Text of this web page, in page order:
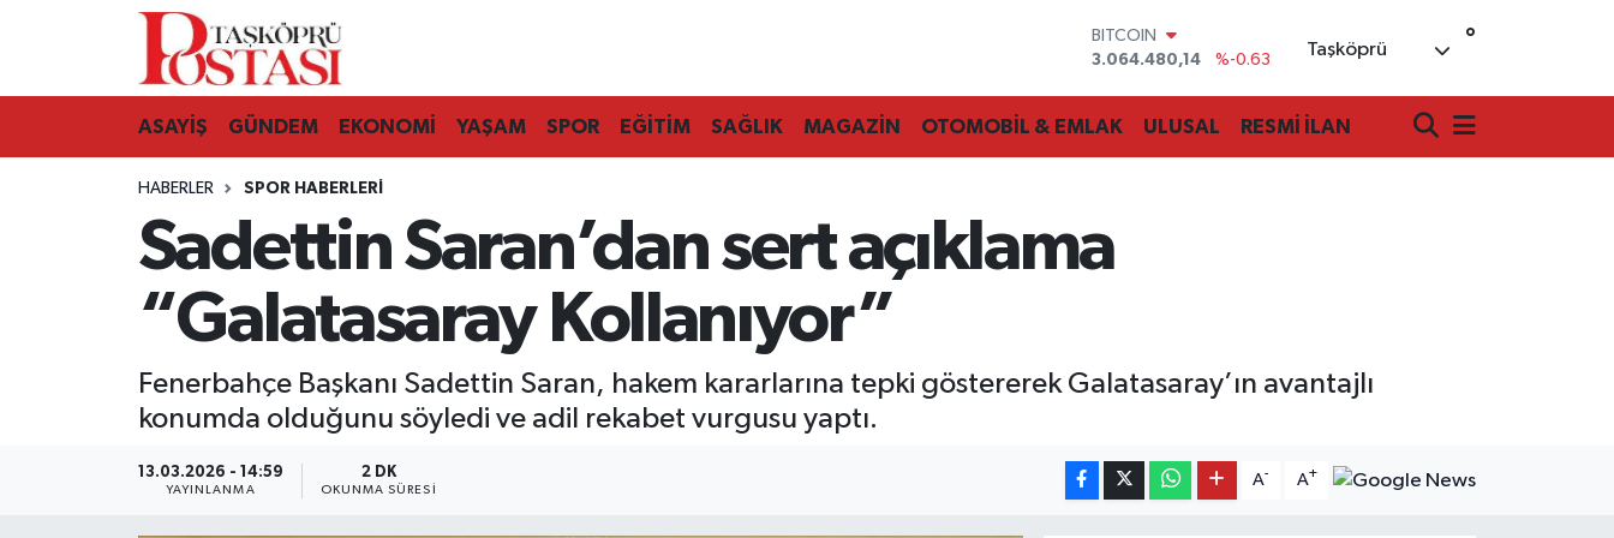
BITCOIN
3.064.480,14
%-0.63
EURO
55,0317
%-0.02
6510.40
Taşköprü °
ASAYİŞ GÜNDEM EKONOMİ YAŞAM SPOR EĞİTİM SAĞLIK MAGAZİN OTOMOBİL & EMLAK ULUSAL RESMİ İLAN
HABERLER SPOR HABERLERI
Sadettin Saran’dan sert açıklama
“Galatasaray Kollanıyor”
Fenerbahçe Başkanı Sadettin Saran, hakem kararlarına tepki göstererek Galatasaray’ın avantajlı
konumda olduğunu söyledi ve adil rekabet vurgusu yaptı.
13.03.2026 - 14:59
YAYINLANMA
2 DK
OKUNMA SÜRESI
A- A+
Kastamonu Vefat Edenler
Araç Haberleri
Azdavay Haberleri
Bozkurt Haberleri